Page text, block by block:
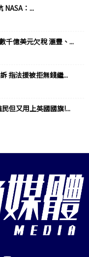
NASA：...
千億美元欠稅 滙豐、...
指法援被拒無錢繼...
但又用上英國國旗!...